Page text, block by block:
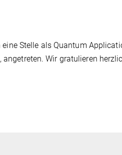
Stelle als Quantum
angetreten. Wir gratulieren